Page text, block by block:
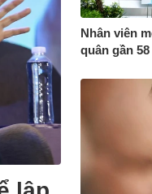
Nhân viên
quân gần